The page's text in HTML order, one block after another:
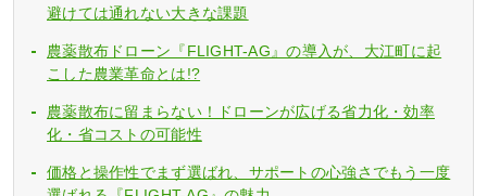
避けては通れない大きな課題
農薬散布ドローン『FLIGHT-AG』の導入が、大江町に起
こした農業革命とは!?
農薬散布に留まらない！ドローンが広げる省力化・効率
化・省コストの可能性
価格と操作性でまず選ばれ、サポートの心強さでもう一度